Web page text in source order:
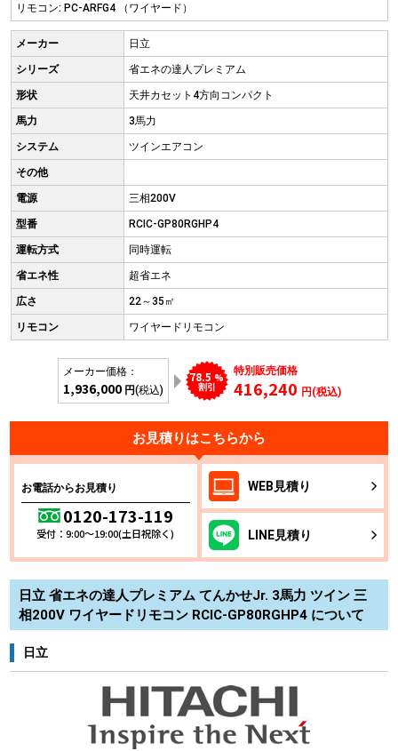
リモコン: PC-ARFG4 （ワイヤード）
メーカー 日立
シリーズ 省エネの達人プレミアム
形状 天井カセット4方向コンパクト
馬力 3馬力
システム ツインエアコン
その他
電源 三相200V
型番 RCIC-GP80RGHP4
運転方式 同時運転
省エネ性 超省エネ
広さ 22～35㎡
リモコン ワイヤードリモコン
メーカー価格：
1,936,000 円(税込)
78.5 %
割引
特別販売価格
416,240 円(税込)
お見積りはこちらから
お電話からお見積り
0120-173-119
受付：9:00～19:00(土日祝除く)
WEB 見積り
LINE見積り
日立 省エネの達人プレミアム てんかせJr. 3馬力 ツイン 三
相200V ワイヤードリモコン RCIC-GP80RGHP4 について
日立